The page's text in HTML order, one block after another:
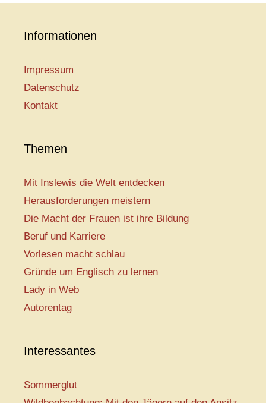
Informationen
Impressum
Datenschutz
Kontakt
Themen
Mit Inslewis die Welt entdecken
Herausforderungen meistern
Die Macht der Frauen ist ihre Bildung
Beruf und Karriere
Vorlesen macht schlau
Gründe um Englisch zu lernen
Lady in Web
Autorentag
Interessantes
Sommerglut